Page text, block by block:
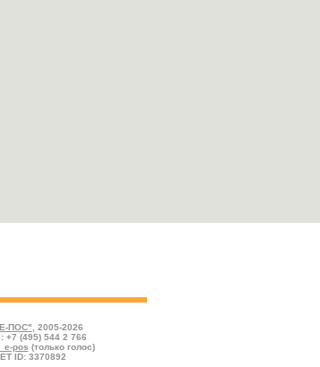
ПОС" , 2005-2026
+7 (495) 544 2 766
pos (только голос)
ID: 3370892